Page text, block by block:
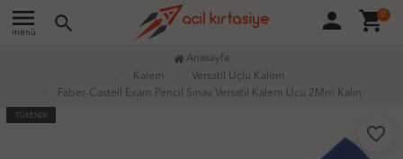
menu
menü search person shopping_cart
0
Anasayfa
Kalem
Versatil Uçlu Kalem
Faber-Castell Exam Pencil Sınav Versatil Kalem Ucu 2Mm Kalın
TÜKENDİ
favorite_border